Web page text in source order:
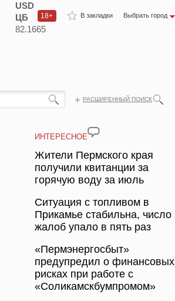
В закладки Выбрать город
18+
USD
ЦБ
82.1665
РАСШИРЕННЫЙ ПОИСК
ИНТЕРЕСНОЕ
Жители Пермского края
получили квитанции за
горячую воду за июль
Ситуация с топливом в
Прикамье стабильна, число
жалоб упало в пять раз
«Пермэнергосбыт»
предупредил о финансовых
рисках при работе с
«Соликамскбумпромом»